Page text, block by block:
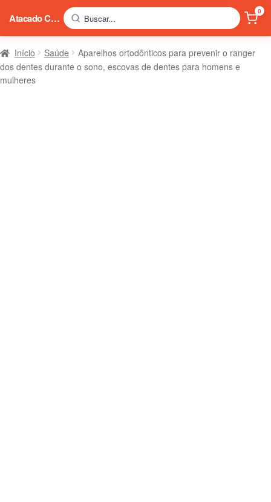
Início Saúde
Aparelhos ortodônticos para prevenir o ranger
dos dentes durante o sono, escovas de dentes para homens e
mulheres
Atacado China Buscar...
0